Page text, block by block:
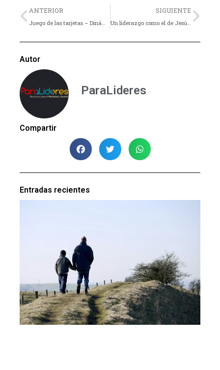
Previo
ANTERIOR SIGUIENTE
Autor
ParaLideres
Compartir
Entradas recientes